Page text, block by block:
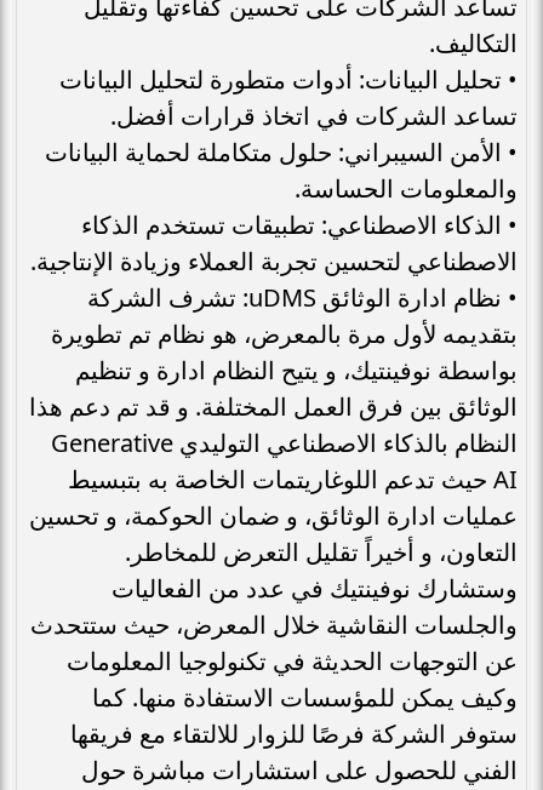
التكاليف.
• تحليل البيانات: أدوات متطورة لتحليل البيانات
تساعد الشركات في اتخاذ قرارات أفضل.
• الأمن السيبراني: حلول متكاملة لحماية البيانات
والمعلومات الحساسة.
• الذكاء الاصطناعي: تطبيقات تستخدم الذكاء
الاصطناعي لتحسين تجربة العملاء وزيادة الإنتاجية.
• نظام ادارة الوثائق uDMS: تشرف الشركة
بتقديمه لأول مرة بالمعرض، هو نظام تم تطويرة
بواسطة نوفينتيك، و يتيح النظام ادارة و تنظيم
الوثائق بين فرق العمل المختلفة. و قد تم دعم هذا
النظام بالذكاء الاصطناعي التوليدي Generative
AI حيث تدعم اللوغاريتمات الخاصة به بتبسيط
عمليات ادارة الوثائق، و ضمان الحوكمة، و تحسين
التعاون، و أخيراً تقليل التعرض للمخاطر.
وستشارك نوفينتيك في عدد من الفعاليات
والجلسات النقاشية خلال المعرض، حيث ستتحدث
عن التوجهات الحديثة في تكنولوجيا المعلومات
وكيف يمكن للمؤسسات الاستفادة منها. كما
ستوفر الشركة فرصًا للزوار للالتقاء مع فريقها
الفني للحصول على استشارات مباشرة حول